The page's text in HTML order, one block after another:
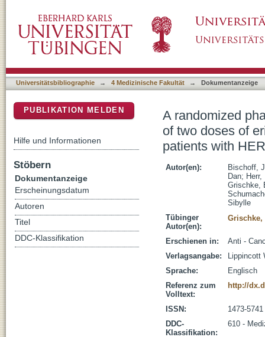
lapatinib in trastuzumab-pretreated
Universitätsbibliographie → 4 Medizinische Fakultät → Dokumentanzeige
A randomized
of two doses of
patients with
Autor(en):
Bischoff,
Dan; Herr,
Grischke,
Sibylle
Tübinger
Autor(en):
Grischke,
Erschienen in:
Anti -
Verlagsangabe:
Lippincott
Sprache:
Englisch
Referenz zum
Volltext:
http://
ISSN:
1473-5741
DDC-
Klassifikation:
610 -
PUBLIKATION MELDEN
Hilfe und Informationen
Stöbern
Dokumentanzeige
Erscheinungsdatum
Autoren
Titel
DDC-Klassifikation